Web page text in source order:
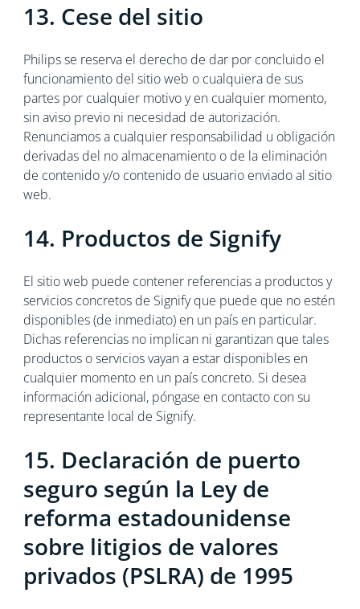
13. Cese del sitio
Philips se reserva el derecho de dar por concluido el
funcionamiento del sitio web o cualquiera de sus
partes por cualquier motivo y en cualquier momento,
sin aviso previo ni necesidad de autorización.
Renunciamos a cualquier responsabilidad u obligación
derivadas del no almacenamiento o de la eliminación
de contenido y/o contenido de usuario enviado al sitio
web.
14. Productos de Signify
El sitio web puede contener referencias a productos y
servicios concretos de Signify que puede que no estén
disponibles (de inmediato) en un país en particular.
Dichas referencias no implican ni garantizan que tales
productos o servicios vayan a estar disponibles en
cualquier momento en un país concreto. Si desea
información adicional, póngase en contacto con su
representante local de Signify.
15. Declaración de puerto
seguro según la Ley de
reforma estadounidense
sobre litigios de valores
privados (PSLRA) de 1995